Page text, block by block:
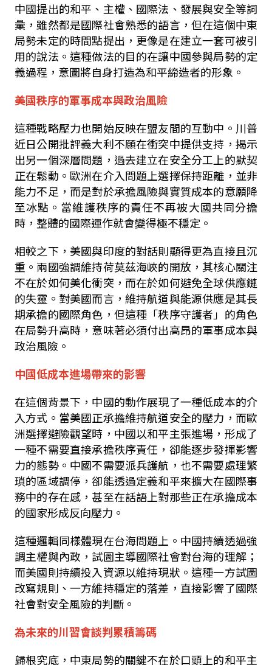
中國提出的和平、主權、國際法、發展與安全等詞
彙，雖然都是國際社會熟悉的語言，但在這個中東
局勢未定的時間點提出，更像是在建立一套可被引
用的說法。這種做法的目的在讓中國參與局勢的定
義過程，意圖將自身打造為和平締造者的形象。
美國秩序的軍事成本與政治風險
這種戰略壓力也開始反映在盟友間的互動中。川普
近日公開批評義大利不願在衝突中提供支持，揭示
出另一個深層問題，過去建立在安全分工上的默契
正在鬆動。歐洲在介入問題上選擇保持距離，並非
能力不足，而是對於承擔風險與實質成本的意願降
至冰點。當維護秩序的責任不再被大國共同分擔
時，整體的國際運作就會變得極不穩定。
相較之下，美國與印度的對話則顯得更為直接且沉
重。兩國強調維持荷莫茲海峽的開放，其核心關注
不在於如何美化衝突，而在於如何避免全球供應鏈
的失靈。對美國而言，維持航道與能源供應是其長
期承擔的國際角色，但這種「秩序守護者」的角色
在局勢升高時，意味著必須付出高昂的軍事成本與
政治風險。
中國低成本進場帶來的影響
在這個背景下，中國的動作展現了一種低成本的介
入方式。當美國正承擔維持航道安全的壓力，而歐
洲選擇避險觀望時，中國以和平主張進場，形成了
一種不需要直接承擔秩序責任，卻能逐步發揮影響
力的態勢。中國不需要派兵護航，也不需要處理繁
瑣的區域調停，卻能透過定義和平來擴大在國際事
務中的存在感，甚至在話語上對那些正在承擔成本
的國家形成反向壓力。
這種邏輯同樣體現在台海問題上。中國持續透過強
調主權與內政，試圖主導國際社會對台海的理解；
而美國則持續投入資源以維持現狀。這種一方試圖
改寫規則、一方維持穩定的落差，直接影響了國際
社會對安全風險的判斷。
為未來的川習會談判累積籌碼
歸根究底，中東局勢的關鍵不在於口頭上的和平主